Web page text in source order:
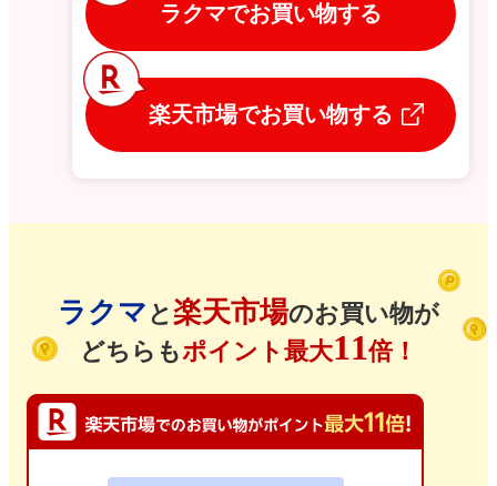
ラクマでお買い物する
楽天市場でお買い物する
ラクマ と楽天市場のお買い物が
どちらもポイント最大11倍！